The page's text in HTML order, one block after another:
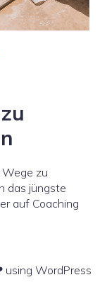
Wege zu
das jüngste
auf Coaching
WordPress